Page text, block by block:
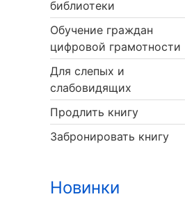
библиотеки
Обучение граждан
цифровой грамотности
Для слепых и
слабовидящих
Продлить книгу
Забронировать книгу
Новинки